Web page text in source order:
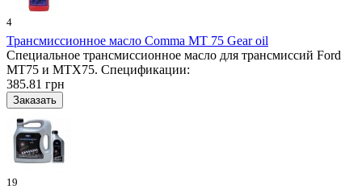
4
Трансмиссионное масло Comma MT 75 Gear oil
Специальное трансмиссионное масло для трансмиссий Ford
MT75 и MTX75. Спецификации:
385.81 грн
19